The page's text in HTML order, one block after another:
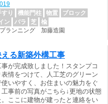
り 機能門柱 物置
ブロック
ン バラ 芝
楡
ランニング 加藤造園
る新築外構工事
が完成致しました！スタンプコ
情をつけて、人工芝のグリーン
いやすく、お住まいの魅力をぐ
事前の写真がこちら↓更地の状態
ここに建物が建ったと連絡をい